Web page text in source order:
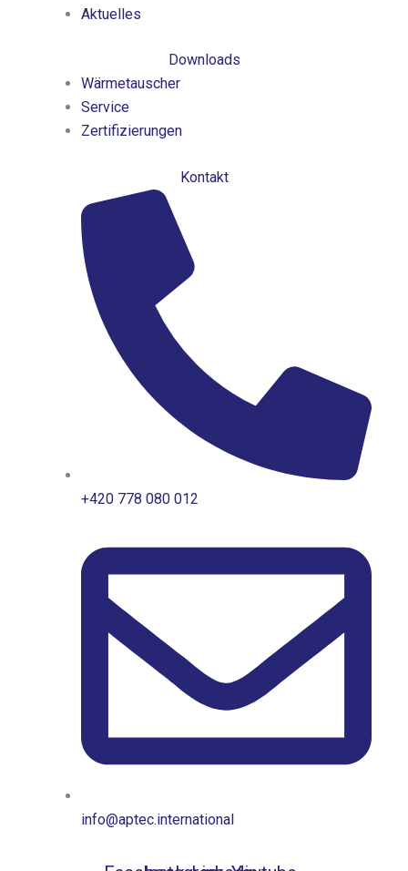
Aktuelles
Downloads
Wärmetauscher
Service
Zertifizierungen
Kontakt
+420 778 080 012
info@aptec.international